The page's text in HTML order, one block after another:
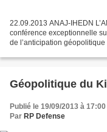
22.09.2013 ANAJ-IHEDN
conférence exceptionnelle
de l’anticipation
Géopolitique du
Publié le 19/09/2013 à 17:00
Par RP Defense